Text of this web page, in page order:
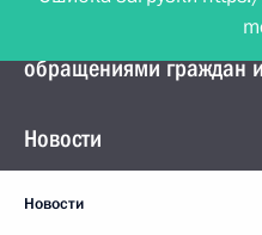
Управление Президента
обращениями граждан
Новости
Новости